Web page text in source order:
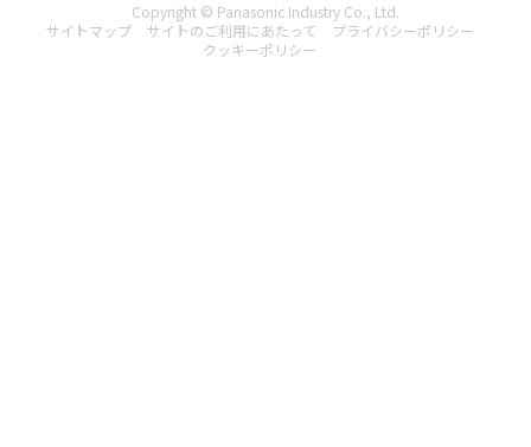
Copyright © Panasonic Industry Co., Ltd.
サイトマップ
サイトのご利用にあたって
プライバシーポリシー
クッキーポリシー